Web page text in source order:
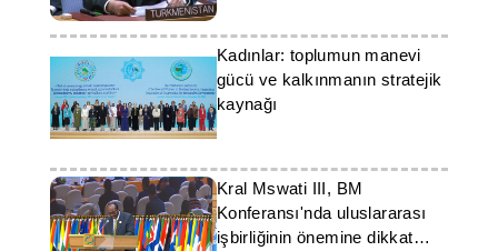
Kadınlar: toplumun manevi
gücü ve kalkınmanın stratejik
kaynağı
Kral Mswati III, BM
Konferansı'nda uluslararası
işbirliğinin önemine dikkat